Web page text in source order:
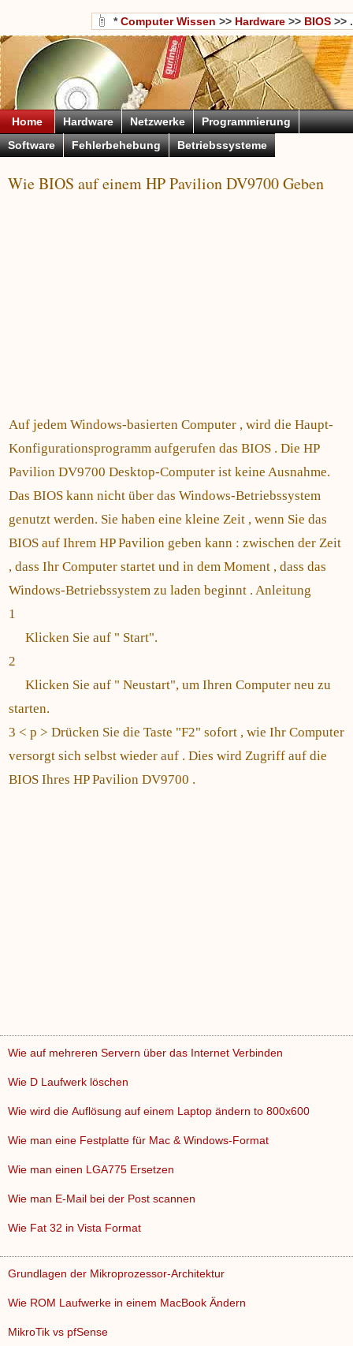
*Computer Wissen >> Hardware >> BIOS >> .
Home Hardware Netzwerke
Programmierung
Software
Fehlerbehebung Betriebssysteme
Wie BIOS auf einem HP Pavilion DV9700 Geben
Auf jedem Windows-basierten Computer , wird die Haupt-
Konfigurationsprogramm aufgerufen das BIOS . Die HP
Pavilion DV9700 Desktop-Computer ist keine Ausnahme.
Das BIOS kann nicht über das Windows-Betriebssystem
genutzt werden. Sie haben eine kleine Zeit , wenn Sie das
BIOS auf Ihrem HP Pavilion geben kann : zwischen der Zeit
, dass Ihr Computer startet und in dem Moment , dass das
Windows-Betriebssystem zu laden beginnt . Anleitung
1
Klicken Sie auf " Start".
2
Klicken Sie auf " Neustart", um Ihren Computer neu zu
starten.
3 < p > Drücken Sie die Taste "F2" sofort , wie Ihr Computer
versorgt sich selbst wieder auf . Dies wird Zugriff auf die
BIOS Ihres HP Pavilion DV9700 .
Wie auf mehreren Servern über das Internet Verbinden
Wie D Laufwerk löschen
Wie wird die Auflösung auf einem Laptop ändern to 800x600
Wie man eine Festplatte für Mac & Windows-Format
Wie man einen LGA775 Ersetzen
Wie man E-Mail bei der Post scannen
Wie Fat 32 in Vista Format
Grundlagen der Mikroprozessor-Architektur
Wie ROM Laufwerke in einem MacBook Ändern
MikroTik vs pfSense